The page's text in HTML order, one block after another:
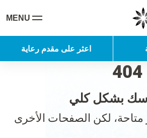
MENU
اعثر على مقدم رعاية
بشكل كلي
لكن الصفحات الأخرى